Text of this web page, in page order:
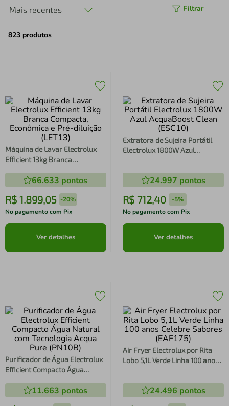
Mais recentes Filtrar
823 produtos
Máquina de Lavar Electrolux
Efficient 13kg Branca
diluição (LET13)
66.633 pontos
R$ 1.899,05 -20%
No pagamento com Pix
Ver detalhes
Extratora de Sujeira Portátil
Electrolux 1800W Azul
24.997 pontos
R$ 712,40 -5%
No pagamento com Pix
Ver detalhes
Purificador de Água Electrolux
Efficient Compacto Água
Pure (PN10B)11.663 pontos
Air Fryer Electrolux por Rita
Lobo 5,1L Verde Linha 100 anos
24.496 pontos
perfume
4º air fryer